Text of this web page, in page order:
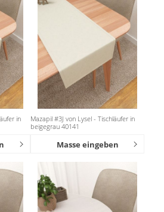
in
Mazapil #3J von Lysel - Tischläufer in
beigegrau 40141
Masse eingeben